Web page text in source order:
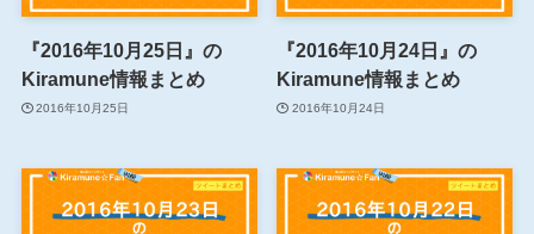
『2016年10月25日』の
Kiramune情報まとめ
2016年10月25日
『2016年10月24日』の
Kiramune情報まとめ
2016年10月24日